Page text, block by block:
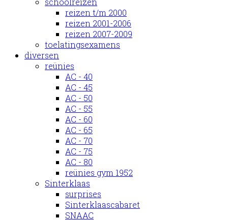
reizen t/m 2000
reizen 2001-2006
reizen 2007-2009
toelatingsexamens
diversen
reünies
AC - 40
AC - 45
AC - 50
AC - 55
AC - 60
AC - 65
AC - 70
AC - 75
AC - 80
reünies gym 1952
Sinterklaas
surprises
Sinterklaascabaret
SNAAC